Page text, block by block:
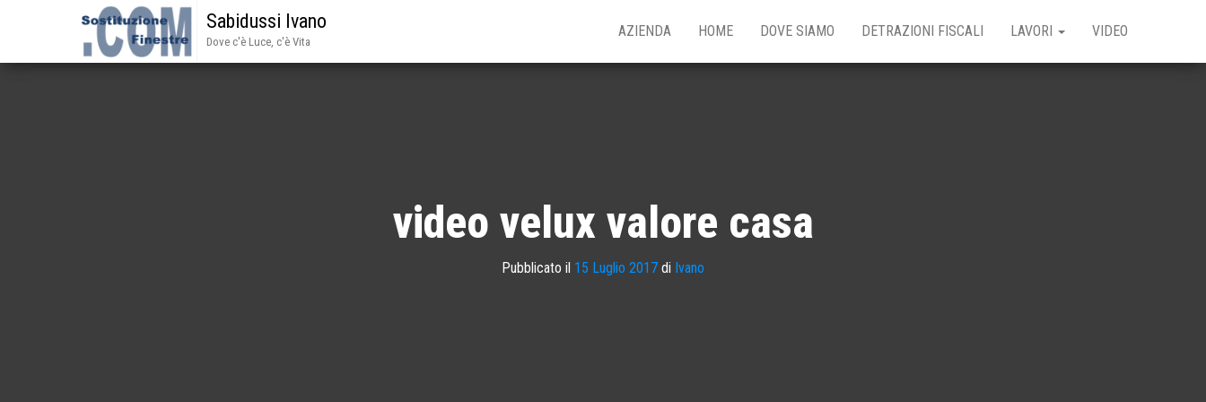
Sabidussi Ivano
Dove c'è Luce, c'è Vita
AZIENDA HOME DOVE SIAMO DETRAZIONI FISCALI LAVORI VIDEO
video velux valore casa
Pubblicato il 15 Luglio 2017 di Ivano